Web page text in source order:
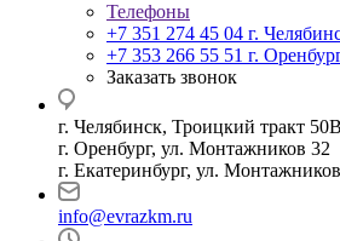
Телефоны
+7 351 274 45 04 г.
+7 353 266 55 51 г.
Заказать звонок
г. Челябинск, Троицкий тракт
г. Оренбург, ул. Монтажников 32
г. Екатеринбург, ул.
info@evrazkm.ru